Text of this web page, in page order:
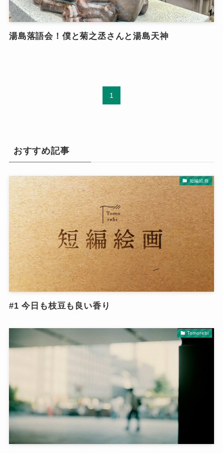
湯島落語会！僕と菊之丞さんと湯島天神
1
おすすめ記事
短編絵画
#1 今日も枝豆も良い香り
Tomorebi